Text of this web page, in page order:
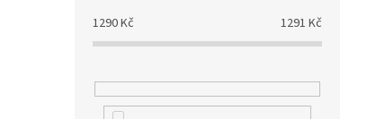
1290Kč 1291 Kč